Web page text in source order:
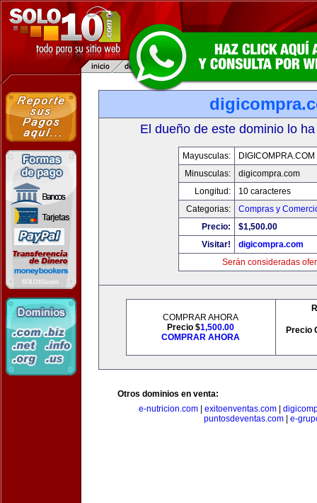
El dueño de este dominio lo
Mayusculas:
DIGICOMPRA.COM
Minusculas:
digicompra.com
Longitud:
10 caracteres
Categorias:
Compras y
Precio:
$1,500.00
Visitar!
digicompra.com
Serán consideradas
COMPRAR AHORA
Precio $1,500.00
COMPRAR AHORA
Precio
Otros dominios en venta:
e-nutricion.com
exitoenventas.com
puntosdeventas.com| e-